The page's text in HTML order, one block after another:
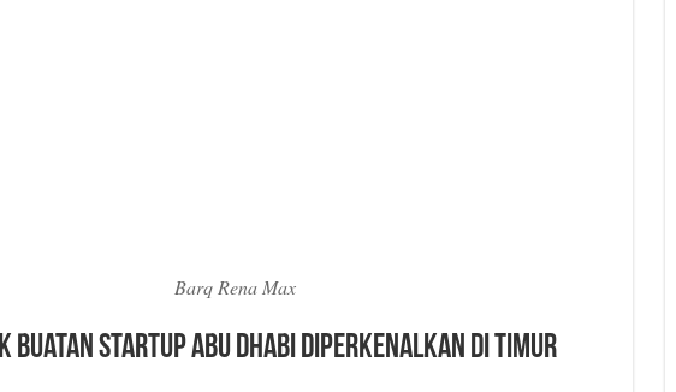
Barq Rena Max
Startup Abu Dhabi Diperkenalkan di Timur